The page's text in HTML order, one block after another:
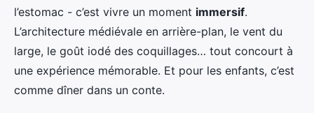
l’estomac - c’est vivre un moment immersif.
L’architecture médiévale en arrière-plan, le vent du
large, le goût iodé des coquillages… tout concourt à
une expérience mémorable. Et pour les enfants, c’est
comme dîner dans un conte.